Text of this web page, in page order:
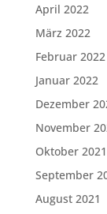
April 2022
März 2022
Februar 2022
Januar 2022
Dezember
November
Oktober 2021
September
August 2021